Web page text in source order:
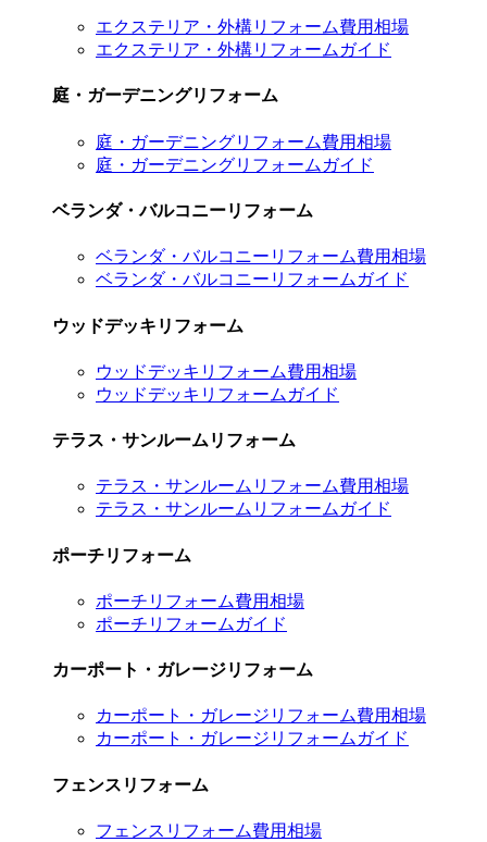
エクステリア・外構リフォーム費用相場
エクステリア・外構リフォームガイド
庭・ガーデニングリフォーム
庭・ガーデニングリフォーム費用相場
庭・ガーデニングリフォームガイド
ベランダ・バルコニーリフォーム
ベランダ・バルコニーリフォーム費用相場
ベランダ・バルコニーリフォームガイド
ウッドデッキリフォーム
ウッドデッキリフォーム費用相場
ウッドデッキリフォームガイド
テラス・サンルームリフォーム
テラス・サンルームリフォーム費用相場
テラス・サンルームリフォームガイド
ポーチリフォーム
ポーチリフォーム費用相場
ポーチリフォームガイド
カーポート・ガレージリフォーム
カーポート・ガレージリフォーム費用相場
カーポート・ガレージリフォームガイド
フェンスリフォーム
フェンスリフォーム費用相場